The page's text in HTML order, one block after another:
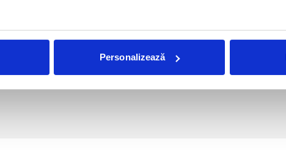
Personalizează
REDACTORII ECHIPEI